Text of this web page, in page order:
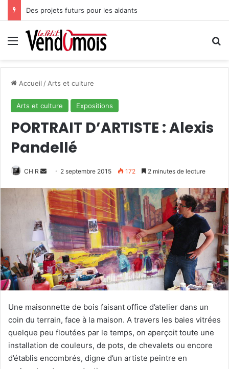
Des projets futurs pour les aidants
Menu
Accueil / Arts et culture
Arts et culture Expositions
PORTRAIT D’ARTISTE : Alexis
Pandellé
CH R
v
o
y
e
r
u
n
c
u
r
r
i
e
2 septembre 2015 172 2 minutes de lecture
Une maisonnette de bois faisant office d’atelier dans un
coin du terrain, face à la maison. A travers les baies vitrées
quelque peu floutées par le temps, on aperçoit toute une
installation de couleurs, de pots, de chevalets ou encore
d’établis encombrés, digne d’un artiste peintre en